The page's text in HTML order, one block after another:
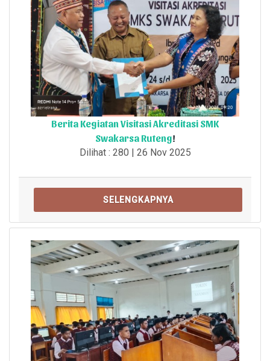
Berita Kegiatan Visitasi Akreditasi SMK
Swakarsa Ruteng!
Dilihat : 280 | 26 Nov 2025
SELENGKAPNYA